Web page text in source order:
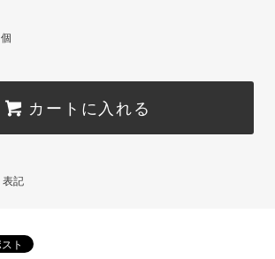
個
カートに入れる
表記